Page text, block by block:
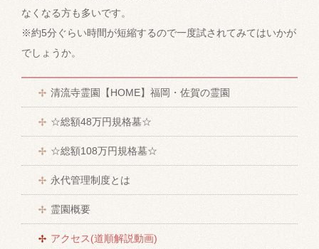
なくなる方も多いです。
※約5分ぐらい時間が短縮するので一度試されてみてはいかが
でしょうか。
清流寺霊園【HOME】福岡・佐賀の霊園
☆総額48万円規格墓☆
☆総額108万円規格墓☆
永代管理制度とは
霊園概要
アクセス(道順解説動画)